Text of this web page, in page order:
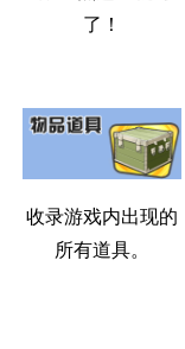
了！
收录游戏内出现的
所有道具。